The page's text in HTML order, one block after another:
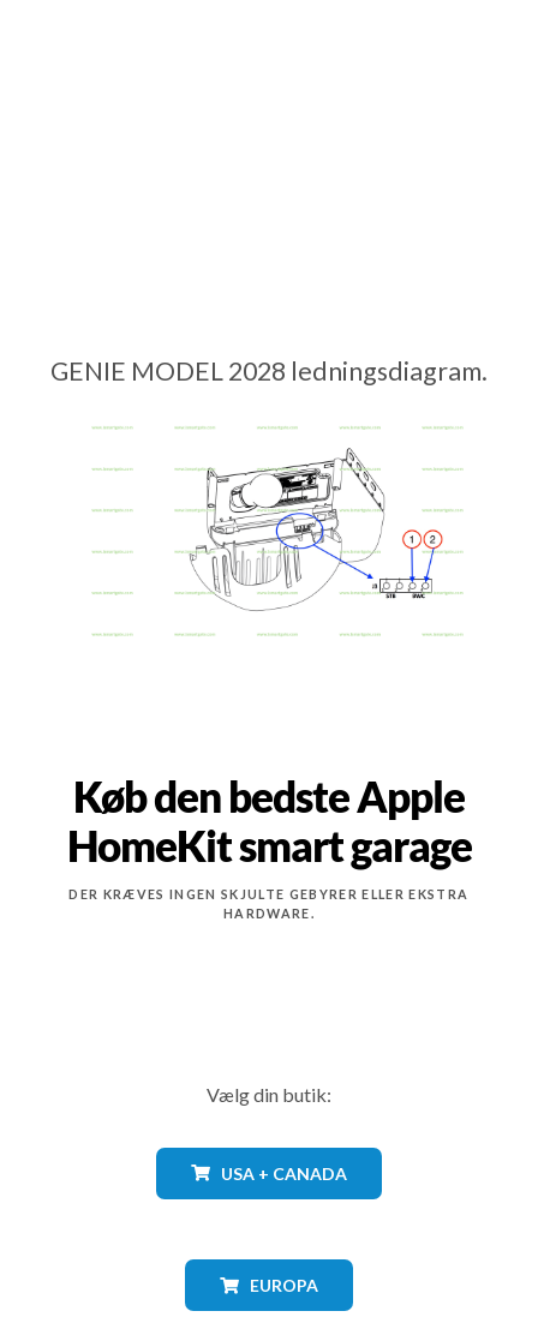
GENIE MODEL 2028 ledningsdiagram.
Køb den bedste Apple
HomeKit smart garage
DER KRÆVES INGEN SKJULTE GEBYRER ELLER EKSTRA
HARDWARE.
Vælg din butik:
USA + CANADA
EUROPA